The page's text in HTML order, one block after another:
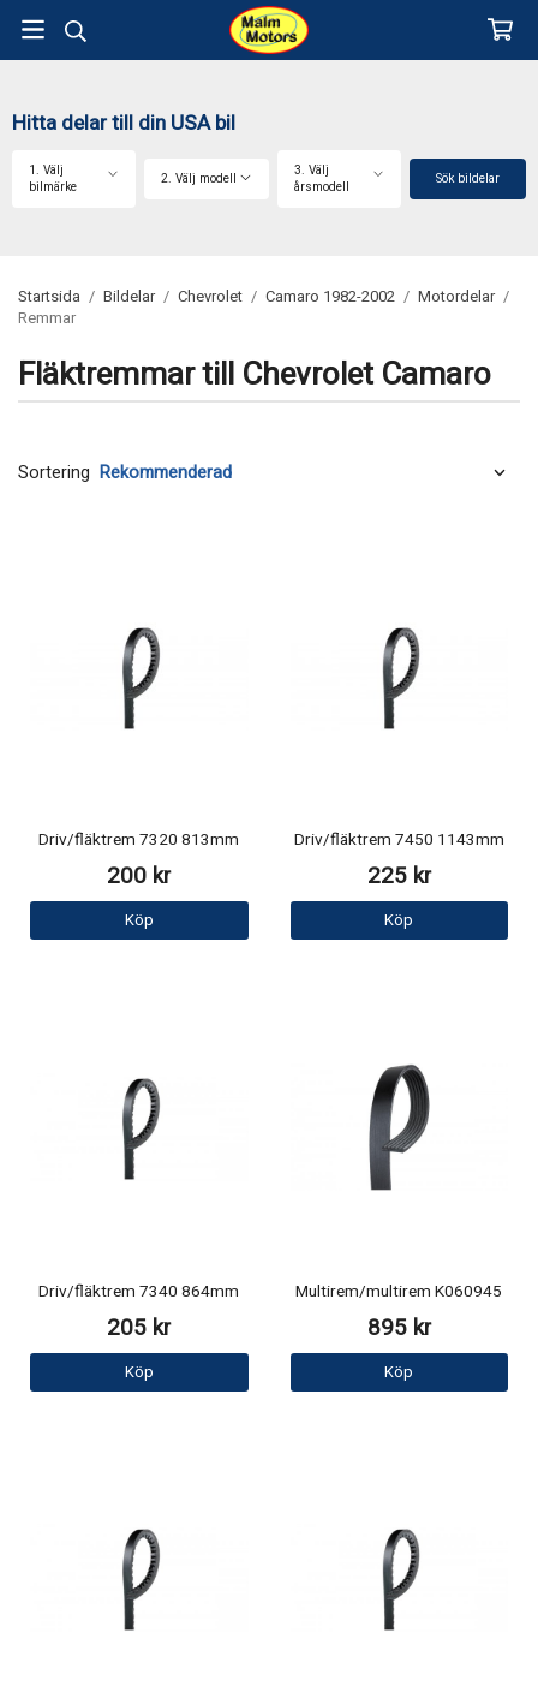
Hitta delar till din USA bil
1. Välj
bilmärke
2. Välj modell
3. Välj
årsmodell
Sök bildelar
Startsida / Bildelar / Chevrolet / Camaro 1982-2002 / Motordelar /
Remmar
Fläktremmar till Chevrolet Camaro
Sortering
Driv/fläktrem 7320 813mm
200 kr
Köp
Driv/fläktrem 7450 1143mm
225 kr
Köp
Driv/fläktrem 7340 864mm
205 kr
Köp
Multirem/multirem K060945
895 kr
Köp